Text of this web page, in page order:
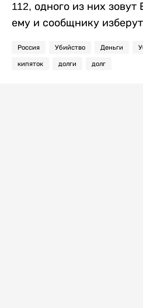
112, одного из них
ему и сообщнику
Россия Убийство Деньги
кипяток долги долг